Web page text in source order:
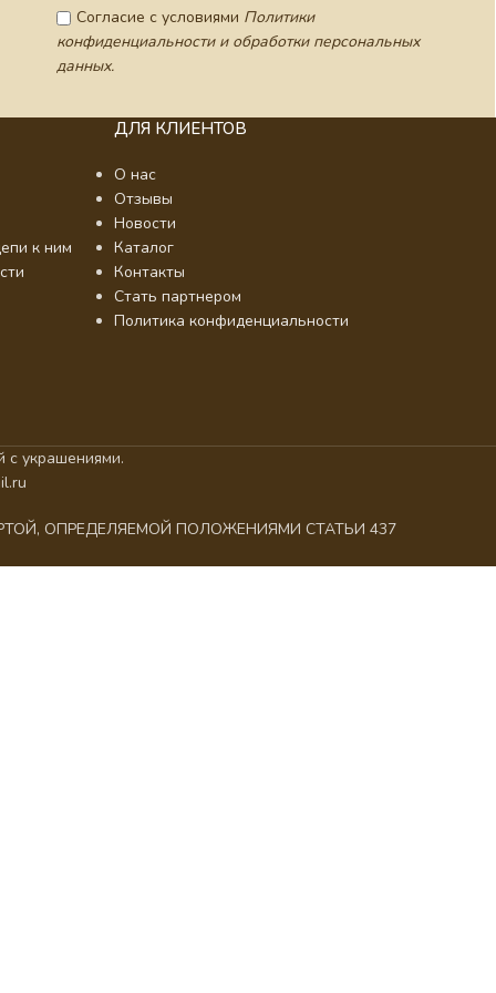
Согласие с условиями Политики
конфиденциальности и обработки персональных
данных.
к ним
ДЛЯ КЛИЕНТОВ
О нас
Отзывы
Новости
Каталог
Контакты
Стать партнером
Политика конфиденциальности
с украшениями.
ОПРЕДЕЛЯЕМОЙ ПОЛОЖЕНИЯМИ СТАТЬИ 437